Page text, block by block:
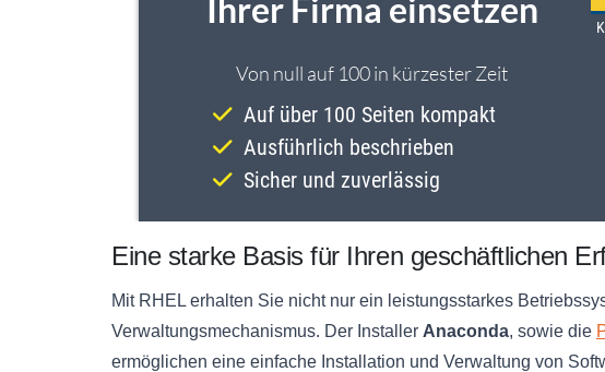
Eine starke Basis für Ihren geschäftlichen
Mit RHEL erhalten Sie nicht nur ein leistungsstarkes
Verwaltungsmechanismus. Der Installer Anaconda, sowie die
ermöglichen eine einfache Installation und Verwaltung von